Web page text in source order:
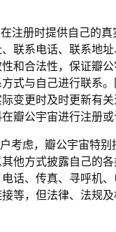
册时提供自己的真
联系电话、联系地
和合法性，保证瓣
式与自己进行联系
变更时及时更新有
瓣公宇宙进行注册或
虑，瓣公宇宙特别
他方式披露自己的
话、传真、寻呼机
等，但法律、法规